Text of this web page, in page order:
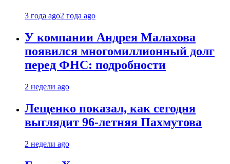
3 года ago2 года ago
У компании Андрея Малахова
появился многомиллионный долг
перед ФНС: подробности
2 недели ago
Лещенко показал, как сегодня
выглядит 96-летняя Пахмутова
2 недели ago